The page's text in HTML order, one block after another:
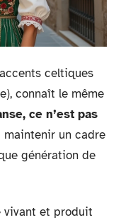
celtiques
connaît le même
ce n’est pas
maintenir un cadre
génération de
et produit